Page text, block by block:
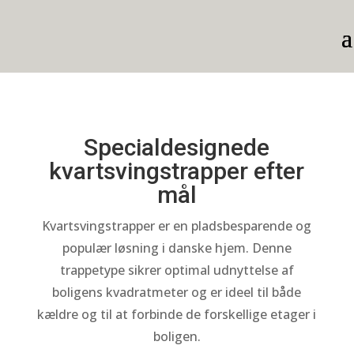
Specialdesignede
kvartsvingstrapper efter
mål
Kvartsvingstrapper er en pladsbesparende og
populær løsning i danske hjem. Denne
trappetype sikrer optimal udnyttelse af
boligens kvadratmeter og er ideel til både
kældre og til at forbinde de forskellige etager i
boligen.